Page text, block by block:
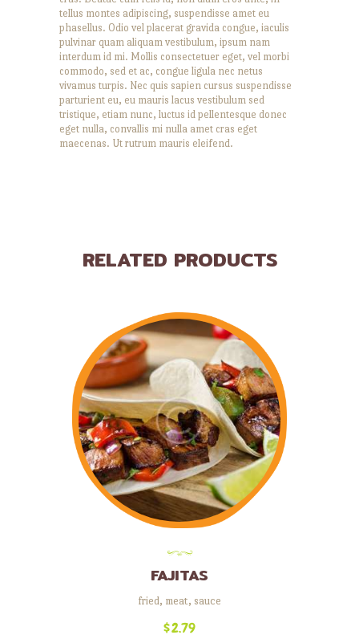
tellus montes adipiscing, suspendisse amet eu
phasellus. Odio vel placerat gravida congue, iaculis
pulvinar quam aliquam vestibulum, ipsum nam
interdum id mi. Mollis consectetuer eget, vel morbi
commodo, sed et ac, congue ligula nec netus
vivamus turpis. Nec quis sapien cursus suspendisse
parturient eu, eu mauris lacus vestibulum sed
tristique, etiam nunc, luctus id pellentesque donec
eget nulla, convallis mi nulla amet cras eget
maecenas. Ut rutrum mauris eleifend.
RELATED PRODUCTS
FAJITAS
fried, meat, sauce
$2.79